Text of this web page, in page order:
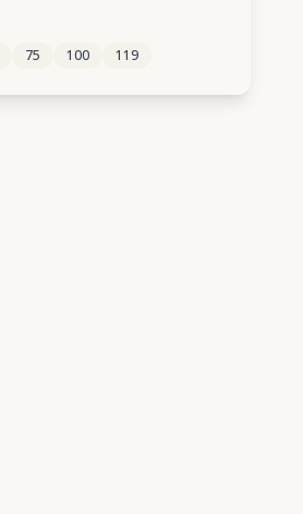
45 46
75 100 119